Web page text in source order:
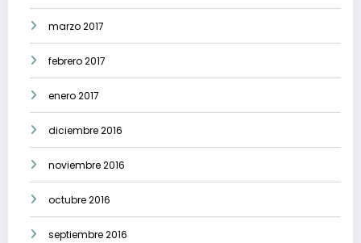
marzo 2017
febrero 2017
enero 2017
diciembre 2016
noviembre 2016
octubre 2016
septiembre 2016